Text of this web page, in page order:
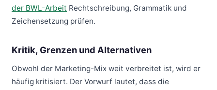
der BWL-Arbeit Rechtschreibung, Grammatik und
Zeichensetzung prüfen.
Kritik, Grenzen und Alternativen
Obwohl der Marketing-Mix weit verbreitet ist, wird er
häufig kritisiert. Der Vorwurf lautet, dass die